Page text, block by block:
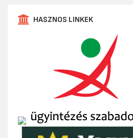
HASZNOS LINKEK